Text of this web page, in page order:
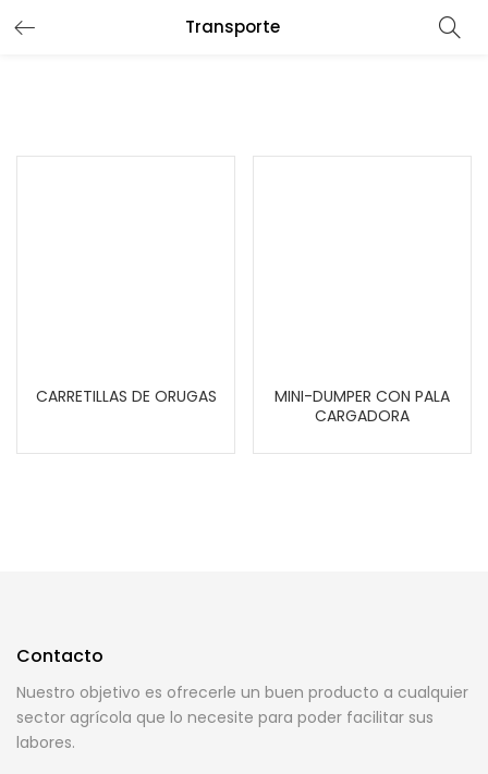
Transporte
CARRETILLAS DE ORUGAS
MINI-DUMPER CON PALA
CARGADORA
Contacto
Nuestro objetivo es ofrecerle un buen producto a cualquier
sector agrícola que lo necesite para poder facilitar sus
labores.